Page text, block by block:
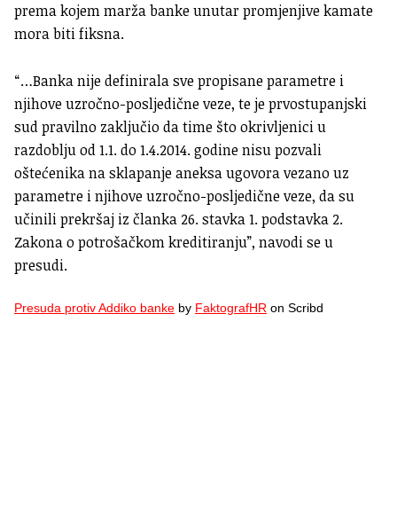
prema kojem marža banke unutar promjenjive kamate
mora biti fiksna.
“…Banka nije definirala sve propisane parametre i
njihove uzročno-posljedične veze, te je prvostupanjski
sud pravilno zaključio da time što okrivljenici u
razdoblju od 1.1. do 1.4.2014. godine nisu pozvali
oštećenika na sklapanje aneksa ugovora vezano uz
parametre i njihove uzročno-posljedične veze, da su
učinili prekršaj iz članka 26. stavka 1. podstavka 2.
Zakona o potrošačkom kreditiranju”, navodi se u
presudi.
Presuda protiv Addiko banke by FaktografHR on Scribd